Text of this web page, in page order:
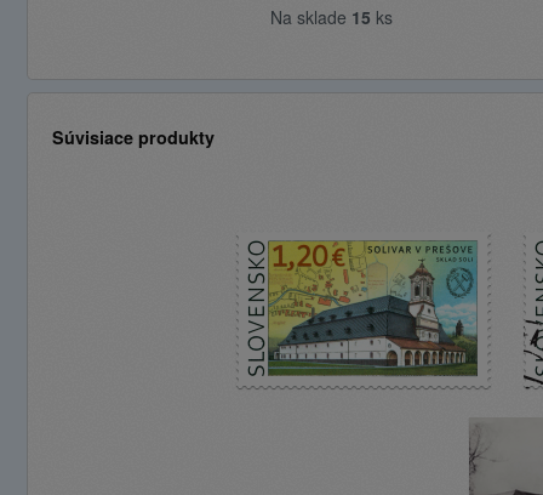
Na sklade 15 ks
Súvisiace produkty